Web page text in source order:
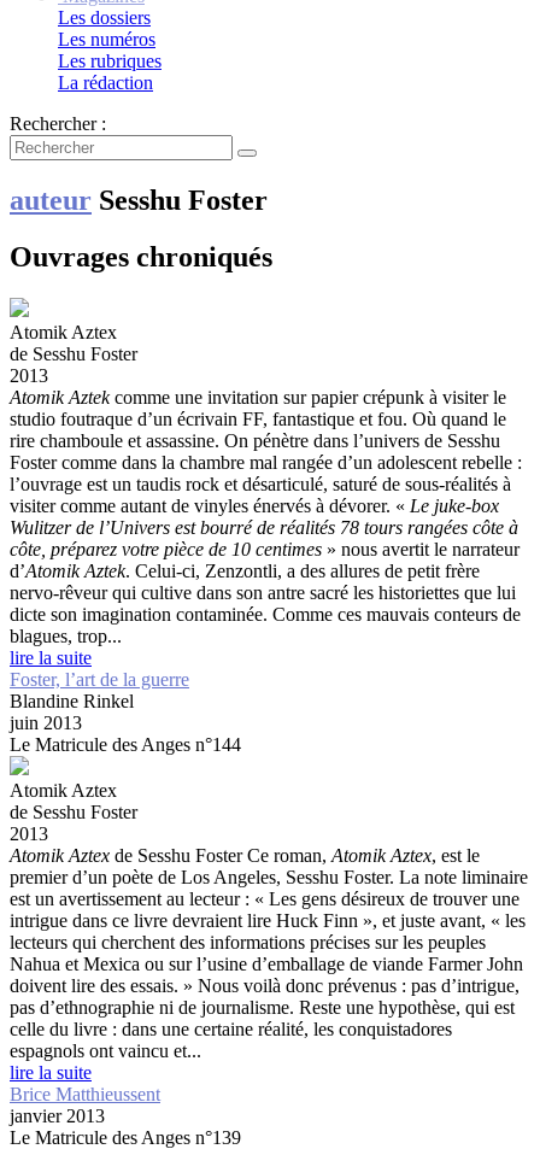
Les dossiers
Les numéros
Les rubriques
La rédaction
Rechercher :
auteur Sesshu Foster
Ouvrages chroniqués
Atomik Aztex
de Sesshu Foster
2013
Atomik Aztekcomme une invitation sur papier crépunk à visiter le
studio foutraque d’un écrivain FF, fantastique et fou. Où quand le
rire chamboule et assassine. On pénètre dans l’univers de Sesshu
Foster comme dans la chambre mal rangée d’un adolescent rebelle :
l’ouvrage est un taudis rock et désarticulé, saturé de sous-réalités à
visiter comme autant de vinyles énervés à dévorer. « Le juke-box
Wulitzer de l’Univers est bourré de réalités 78 tours rangées côte à
côte, préparez votre pièce de 10 centimes » nous avertit le narrateur
d’Atomik Aztek. Celui-ci, Zenzontli, a des allures de petit frère
nervo-rêveur qui cultive dans son antre sacré les historiettes que lui
dicte son imagination contaminée. Comme ces mauvais conteurs de
blagues, trop...
lire la suite
Foster, l’art de la guerre
Blandine Rinkel
juin 2013
Le Matricule des Anges n°144
Atomik Aztex
de Sesshu Foster
2013
Atomik Aztex de Sesshu FosterCe roman, Atomik Aztex, est le
premier d’un poète de Los Angeles, Sesshu Foster. La note liminaire
est un avertissement au lecteur : « Les gens désireux de trouver une
intrigue dans ce livre devraient lire Huck Finn », et juste avant, « les
lecteurs qui cherchent des informations précises sur les peuples
Nahua et Mexica ou sur l’usine d’emballage de viande Farmer John
doivent lire des essais. » Nous voilà donc prévenus : pas d’intrigue,
pas d’ethnographie ni de journalisme. Reste une hypothèse, qui est
celle du livre : dans une certaine réalité, les conquistadores
espagnols ont vaincu et...
lire la suite
Brice Matthieussent
janvier 2013
Le Matricule des Anges n°139